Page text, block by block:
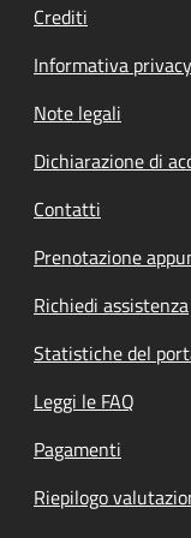
Crediti
Informativa privacy
Note legali
Dichiarazione di
Contatti
Prenotazione
Richiedi assistenza
Statistiche del
Leggi le FAQ
Pagamenti
Riepilogo